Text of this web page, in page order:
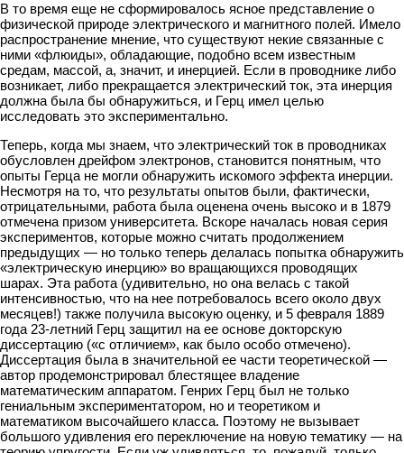
В то время еще не сформировалось ясное представление о
физической природе электрического и магнитного полей. Имело
распространение мнение, что существуют некие связанные с
ними «флюиды», обладающие, подобно всем известным
средам, массой, а, значит, и инерцией. Если в проводнике либо
возникает, либо прекращается электрический ток, эта инерция
должна была бы обнаружиться, и Герц имел целью
исследовать это экспериментально.
Теперь, когда мы знаем, что электрический ток в проводниках
обусловлен дрейфом электронов, становится понятным, что
опыты Герца не могли обнаружить искомого эффекта инерции.
Несмотря на то, что результаты опытов были, фактически,
отрицательными, работа была оценена очень высоко и в 1879
отмечена призом университета. Вскоре началась новая серия
экспериментов, которые можно считать продолжением
предыдущих — но только теперь делалась попытка обнаружить
«электрическую инерцию» во вращающихся проводящих
шарах. Эта работа (удивительно, но она велась с такой
интенсивностью, что на нее потребовалось всего около двух
месяцев!) также получила высокую оценку, и 5 февраля 1889
года 23-летний Герц защитил на ее основе докторскую
диссертацию («с отличием», как было особо отмечено).
Диссертация была в значительной ее части теоретической —
автор продемонстрировал блестящее владение
математическим аппаратом. Генрих Герц был не только
гениальным экспериментатором, но и теоретиком и
математиком высочайшего класса. Поэтому не вызывает
большого удивления его переключение на новую тематику — на